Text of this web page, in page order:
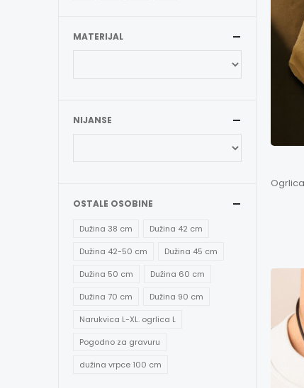
MATERIJAL
NIJANSE
OSTALE OSOBINE
Dužina 38 cm
Dužina 42 cm
Dužina 42-50 cm
Dužina 45 cm
Dužina 50 cm
Dužina 60 cm
Dužina 70 cm
Dužina 90 cm
Narukvica L-XL. ogrlica L
Pogodno za gravuru
dužina vrpce 100 cm